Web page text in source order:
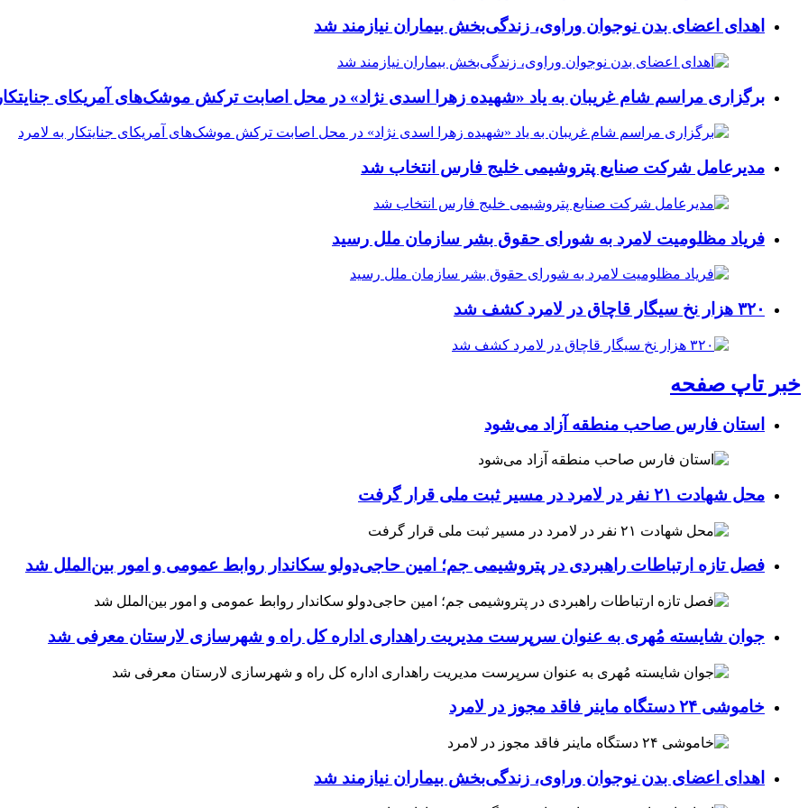
اهدای اعضای بدن نوجوان وراوی، زندگی‌بخش بیماران نیازمند شد
برگزاری مراسم شام غریبان به یاد «شهیده زهرا اسدی نژاد» در محل اصابت ترکش موشک‌های آمریکای جنایتکار
مدیرعامل شرکت صنایع پتروشیمی خلیج فارس انتخاب شد
فریاد مظلومیت لامرد به شورای حقوق بشر سازمان ملل رسید
۳۲۰ هزار نخ سیگار قاچاق در لامرد کشف شد
خبر تاپ صفحه
استان فارس صاحب منطقه آزاد می‌شود
محل شهادت ۲۱ نفر در لامرد در مسیر ثبت ملی قرار گرفت
فصل تازه ارتباطات راهبردی در پتروشیمی جم؛ امین حاجی‌دولو سکاندار روابط عمومی و امور بین‌الملل شد
جوان شایسته مُهری به عنوان سرپرست مدیریت راهداری اداره کل راه و شهرسازی لارستان معرفی شد
خاموشی ۲۴ دستگاه ماینر فاقد مجوز در لامرد
اهدای اعضای بدن نوجوان وراوی، زندگی‌بخش بیماران نیازمند شد